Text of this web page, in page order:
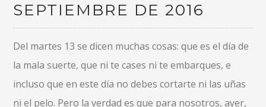
SEPTIEMBRE DE 2016
Del martes 13 se dicen muchas cosas: que es el día de
la mala suerte, que ni te cases ni te embarques, e
incluso que en este día no debes cortarte ni las uñas
ni el pelo. Pero la verdad es que para nosotros, ayer,